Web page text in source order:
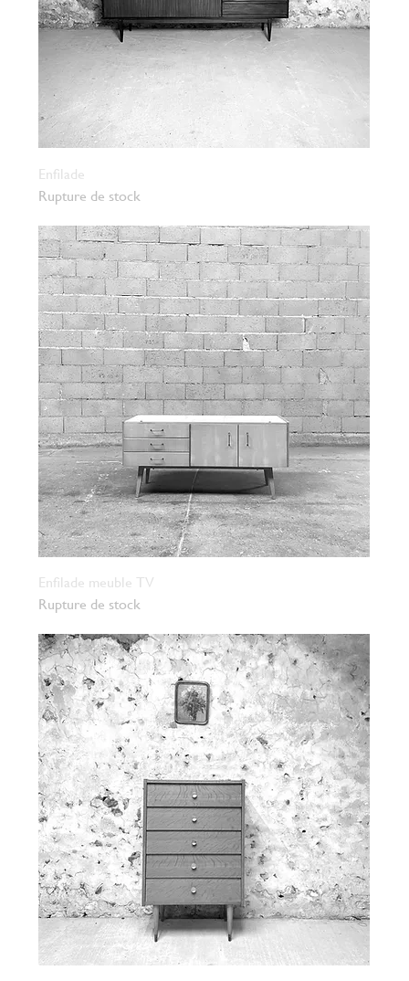
Enfilade
Rupture de stock
Enfilade meuble TV
Rupture de stock